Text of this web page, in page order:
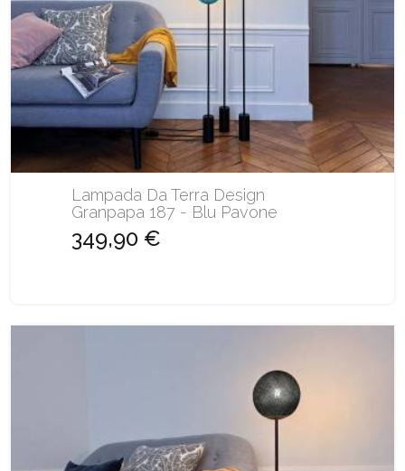
Lampada Da Terra Design
Granpapa 187 - Blu Pavone
349,90 €